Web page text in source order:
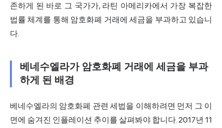
존하게 된 바로 그 국가가, 라틴 아메리카에서 가장 복잡한
법률 체계를 통해 암호화폐 거래에 세금을 부과하고 있습니
다.
베네수엘라가 암호화폐 거래에 세금을 부과
하게 된 배경
베네수엘라의 암호화폐 관련 세법을 이해하려면 먼저 그 이
면에 숨겨진 인플레이션 추이를 살펴봐야 합니다. 2017년 11